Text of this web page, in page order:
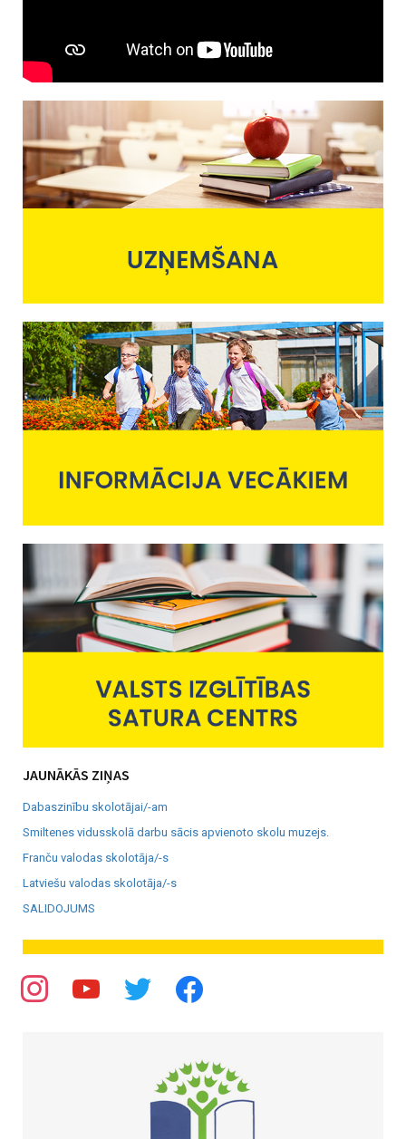
JAUNĀKĀS ZIŅAS
Dabaszinību skolotājai/-am
Smiltenes vidusskolā darbu sācis apvienoto skolu muzejs.
Franču valodas skolotāja/-s
Latviešu valodas skolotāja/-s
SALIDOJUMS